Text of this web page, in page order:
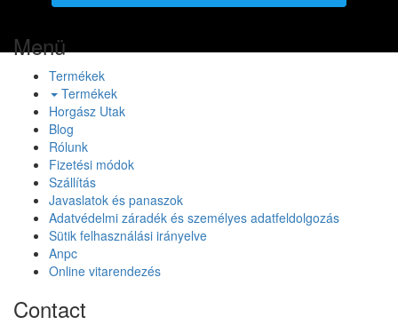
Menü
Termékek
Termékek
Horgász Utak
Blog
Rólunk
Fizetési módok
Szállítás
Javaslatok és panaszok
Adatvédelmi záradék és személyes adatfeldolgozás
Sütik felhasználási irányelve
Anpc
Online vitarendezés
Contact